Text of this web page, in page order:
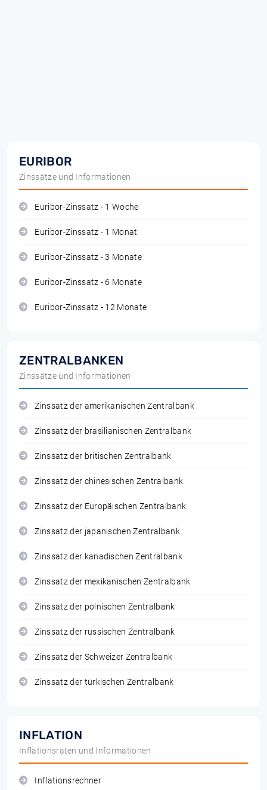
EURIBOR
Zinssätze und Informationen
Euribor-Zinssatz - 1 Woche
Euribor-Zinssatz - 1 Monat
Euribor-Zinssatz - 3 Monate
Euribor-Zinssatz - 6 Monate
Euribor-Zinssatz - 12 Monate
ZENTRALBANKEN
Zinssätze und Informationen
Zinssatz der amerikanischen Zentralbank
Zinssatz der brasilianischen Zentralbank
Zinssatz der britischen Zentralbank
Zinssatz der chinesischen Zentralbank
Zinssatz der Europäischen Zentralbank
Zinssatz der japanischen Zentralbank
Zinssatz der kanadischen Zentralbank
Zinssatz der mexikanischen Zentralbank
Zinssatz der polnischen Zentralbank
Zinssatz der russischen Zentralbank
Zinssatz der Schweizer Zentralbank
Zinssatz der türkischen Zentralbank
INFLATION
Inflationsraten und Informationen
Inflationsrechner